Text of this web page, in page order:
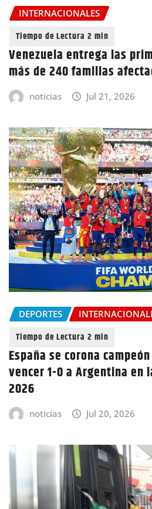
INTERNACIONALES
Venezuela entrega las
más de 240 familias
noticias Jul 21, 2026
DEPORTES
España se corona
vencer 1-0 a Argentina en
2026
noticias Jul 20, 2026